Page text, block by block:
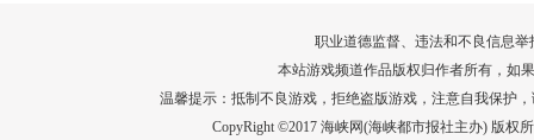
职业道德监督、违法和不良信息举
本站游戏频道作品版权归作者所有，如
温馨提示：抵制不良游戏，拒绝盗版游戏，注意自我保护
CopyRight ©2017 海峡网(海峡都市报社主办) 版权